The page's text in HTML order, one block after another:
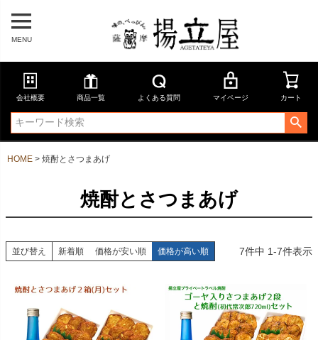
MENU
会社概要 商品一覧 よくある質問 マイページ カート
HOME 焼酎とさつまあげ
焼酎とさつまあげ
並び替え 新着順 価格が安い順 価格が高い順 7件中 1-7件表示